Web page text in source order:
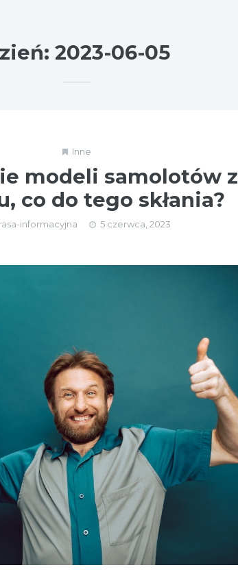
2023-06-05
Inne
modeli samolotów z
co do tego skłania?
informacyjna 5 czerwca, 2023